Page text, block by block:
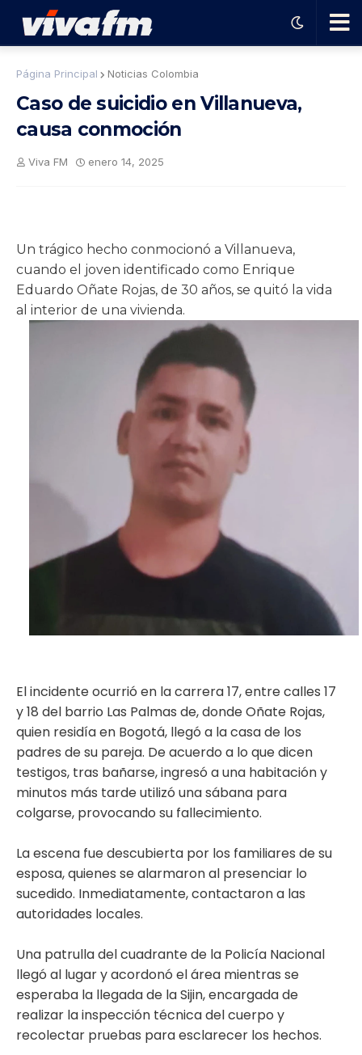
Ha
el
pro
Página Principal Noticias Colombia
Caso de suicidio en Villanueva,
causa conmoción
Viva FM enero 14, 2025
Un trágico hecho conmocionó a Villanueva,
cuando el joven identificado como Enrique
Eduardo Oñate Rojas, de 30 años, se quitó la vida
al interior de una vivienda.
El incidente ocurrió en la carrera 17, entre calles 17
y 18 del barrio Las Palmas de, donde Oñate Rojas,
quien residía en Bogotá, llegó a la casa de los
padres de su pareja. De acuerdo a lo que dicen
testigos, tras bañarse, ingresó a una habitación y
minutos más tarde utilizó una sábana para
colgarse, provocando su fallecimiento.
La escena fue descubierta por los familiares de su
esposa, quienes se alarmaron al presenciar lo
sucedido. Inmediatamente, contactaron a las
autoridades locales.
Una patrulla del cuadrante de la Policía Nacional
llegó al lugar y acordonó el área mientras se
esperaba la llegada de la Sijin, encargada de
realizar la inspección técnica del cuerpo y
recolectar pruebas para esclarecer los hechos.